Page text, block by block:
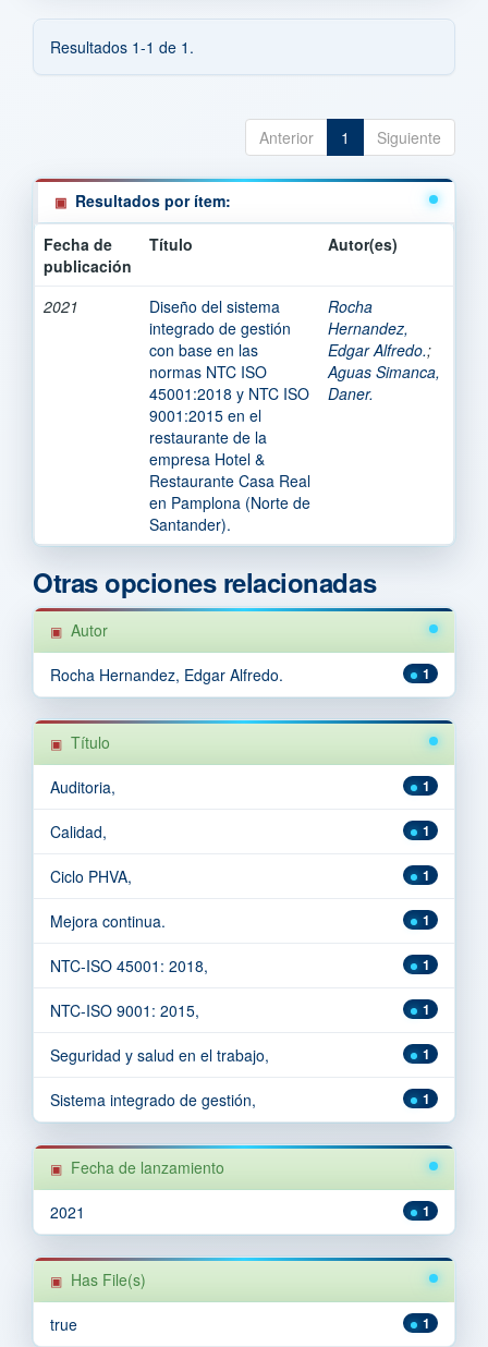
Resultados 1-1 de 1.
Anterior 1 Siguiente
Resultados por ítem:
Fecha de
publicación
Título Autor(es)
2021
Diseño del sistema
integrado de gestión
con base en las
normas NTC ISO
45001:2018 y NTC ISO
9001:2015 en el
restaurante de la
empresa Hotel &
Restaurante Casa Real
en Pamplona (Norte de
Santander).
Rocha
Hernandez,
Edgar Alfredo.;
Aguas Simanca,
Daner.
Otras opciones relacionadas
Autor
1
Rocha Hernandez, Edgar Alfredo.
Título
1
Auditoria,
1
Calidad,
1
Ciclo PHVA,
1
Mejora continua.
1
NTC-ISO 45001: 2018,
1
NTC-ISO 9001: 2015,
1
Seguridad y salud en el trabajo,
1
Sistema integrado de gestión,
Fecha de lanzamiento
1
2021
Has File(s)
1
true